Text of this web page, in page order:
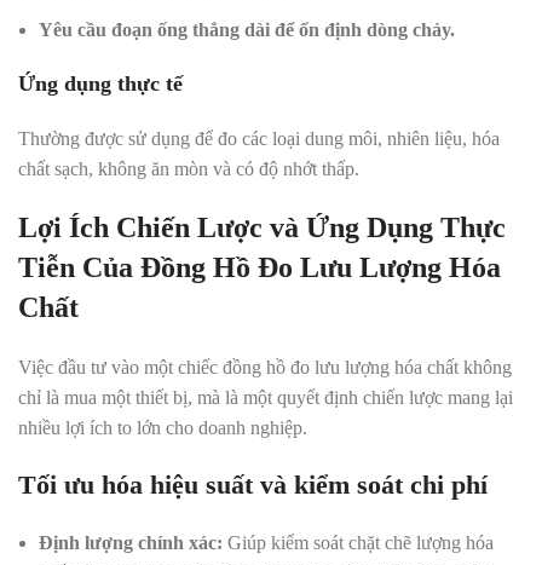
Yêu cầu đoạn ống thẳng dài để ổn định dòng chảy.
Ứng dụng thực tế
Thường được sử dụng để đo các loại dung môi, nhiên liệu, hóa
chất sạch, không ăn mòn và có độ nhớt thấp.
Lợi Ích Chiến Lược và Ứng Dụng Thực
Tiễn Của Đồng Hồ Đo Lưu Lượng Hóa
Chất
Việc đầu tư vào một chiếc đồng hồ đo lưu lượng hóa chất không
chỉ là mua một thiết bị, mà là một quyết định chiến lược mang lại
nhiều lợi ích to lớn cho doanh nghiệp.
Tối ưu hóa hiệu suất và kiểm soát chi phí
Định lượng chính xác: Giúp kiểm soát chặt chẽ lượng hóa